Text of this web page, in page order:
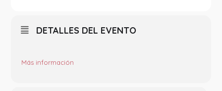
DETALLES DEL EVENTO
Más información